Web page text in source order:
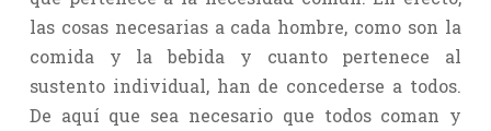
las cosas necesarias a cada hombre, como son la
comida y la bebida y cuanto pertenece al
sustento individual, han de concederse a todos.
De aquí que sea necesario que todos coman y